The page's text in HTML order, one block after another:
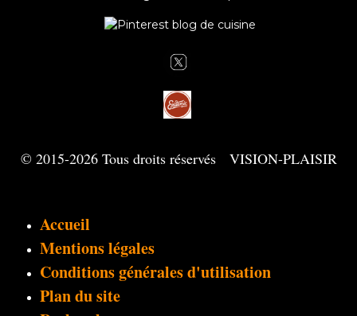
© 2015-2026 Tous droits réservés VISION-PLAISIR
Accueil
Mentions légales
Conditions générales d'utilisation
Plan du site